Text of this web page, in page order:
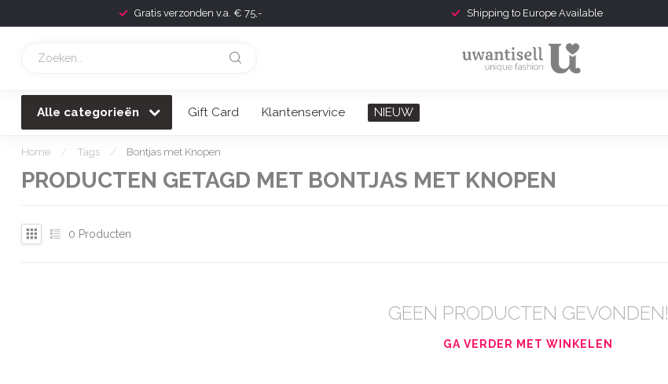
Gratis verzonden v.a. € 75,- Shipping to Europe Available
Alle categorieën Gift Card Klantenservice NIEUW
Home / Tags / Bontjas met Knopen
PRODUCTEN GETAGD MET BONTJAS MET KNOPEN
0 Producten
GEEN PRODUCTEN GEVONDEN!
GA VERDER MET WINKELEN